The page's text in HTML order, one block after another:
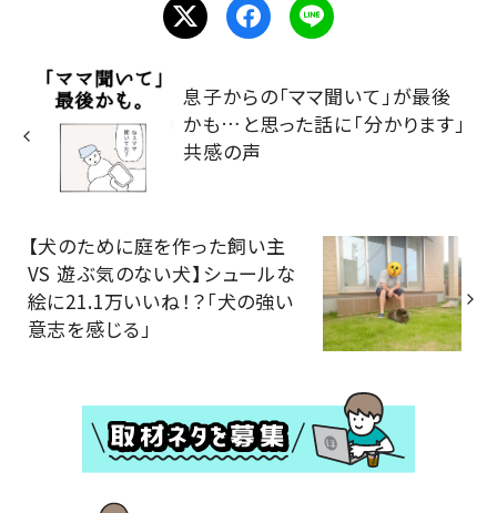
息子からの「ママ聞いて」が最後
かも…と思った話に「分かります」
共感の声
【犬のために庭を作った飼い主
VS 遊ぶ気のない犬】シュールな
絵に21.1万いいね！？「犬の強い
意志を感じる」